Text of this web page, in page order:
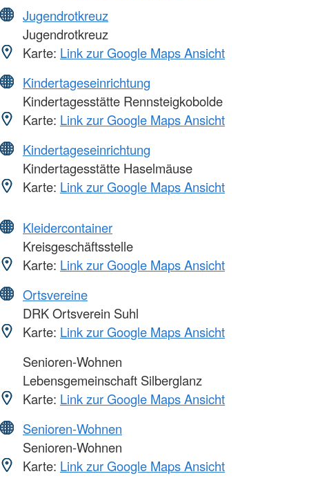
Jugendrotkreuz
Jugendrotkreuz
Karte: Link zur Google Maps Ansicht
Kindertageseinrichtung
Kindertagesstätte Rennsteigkobolde
Karte: Link zur Google Maps Ansicht
Kindertageseinrichtung
Kindertagesstätte Haselmäuse
Karte: Link zur Google Maps Ansicht
Kleidercontainer
Kreisgeschäftsstelle
Karte: Link zur Google Maps Ansicht
Ortsvereine
DRK Ortsverein Suhl
Karte: Link zur Google Maps Ansicht
Senioren-Wohnen
Lebensgemeinschaft Silberglanz
Karte: Link zur Google Maps Ansicht
Senioren-Wohnen
Senioren-Wohnen
Karte: Link zur Google Maps Ansicht